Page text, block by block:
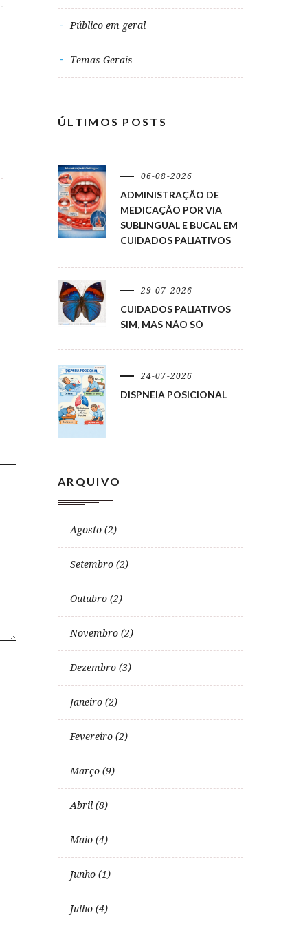
Público em geral
Temas Gerais
ÚLTIMOS POSTS
06-08-2026
ADMINISTRAÇÃO DE
MEDICAÇÃO POR VIA
SUBLINGUAL E BUCAL EM
CUIDADOS PALIATIVOS
29-07-2026
CUIDADOS PALIATIVOS
SIM, MAS NÃO SÓ
24-07-2026
DISPNEIA POSICIONAL
ARQUIVO
Agosto (2)
Setembro (2)
Outubro (2)
Novembro (2)
Dezembro (3)
Janeiro (2)
Fevereiro (2)
Março (9)
Abril (8)
Maio (4)
Junho (1)
Julho (4)